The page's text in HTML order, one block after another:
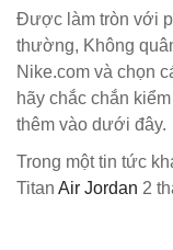
Được làm tròn với
thường, Không
Nike.com và chọn
hãy chắc chắn
thêm vào dưới đây.
Trong một tin tức
Titan Air Jordan 2